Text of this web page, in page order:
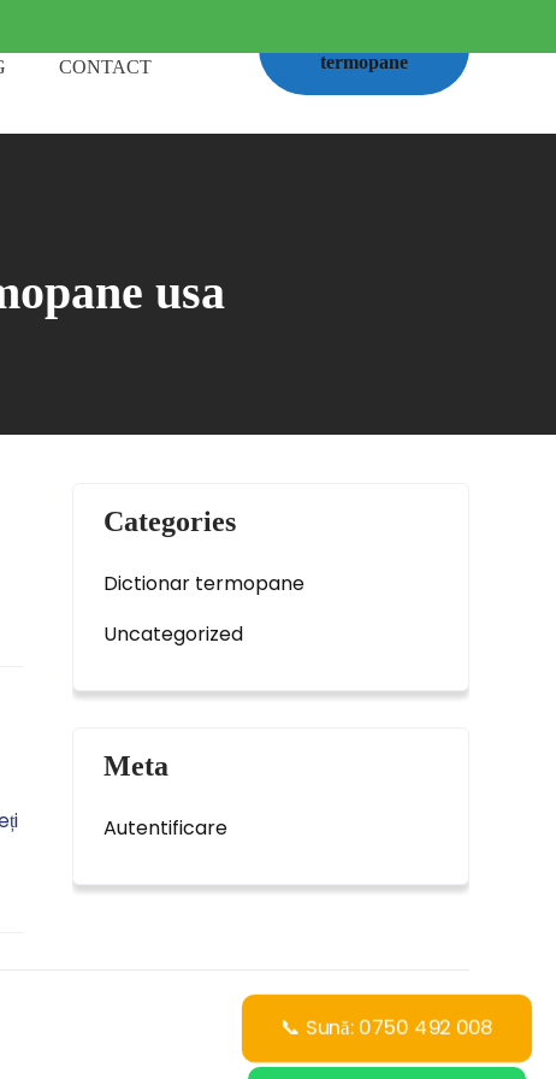
CONTACT
termopane
usa
Categories
Dictionar termopane
Uncategorized
Meta
Autentificare
📞 Sună: 0750 492 008